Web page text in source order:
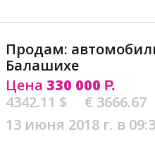
Продам:
Балашихе
Цена 330 000 Р.
4342.11 $
€ 3666.67
13 июня 2018 г. в